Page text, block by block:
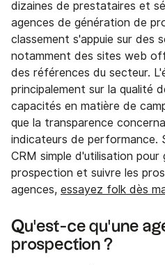
dizaines de prestataires et
agences de génération de
classement s'appuie sur des
notamment des sites web
des références du secteur.
principalement sur la qualité
capacités en matière de
que la transparence
indicateurs de performance.
CRM simple d'utilisation
prospection et suivre les
agences, essayez folk dès
Qu'est-ce qu'une
prospection ?